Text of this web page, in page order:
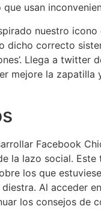
usan
nuestro
dicho correcto
Llega a twitter
mejore la
Facebook
la lazo social.
los que
Al acceder
los consejos